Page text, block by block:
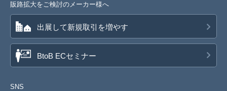
販路拡大をご検討のメーカー様へ
出展して新規取引を増やす
BtoB ECセミナー
SNS